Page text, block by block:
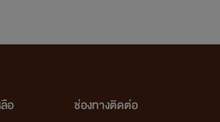
จากใจเก๋อเก๋อ
อหมื่นอักษรเราเป็นนิยายที่เก๋อเก๋อพยายามพิถีพิถันคัดเลือก
อ
ช่องทางติดต่อ